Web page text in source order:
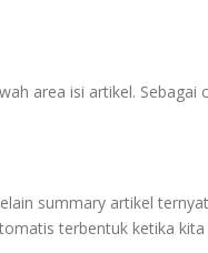
area isi artikel.
summary artikel
terbentuk ketika